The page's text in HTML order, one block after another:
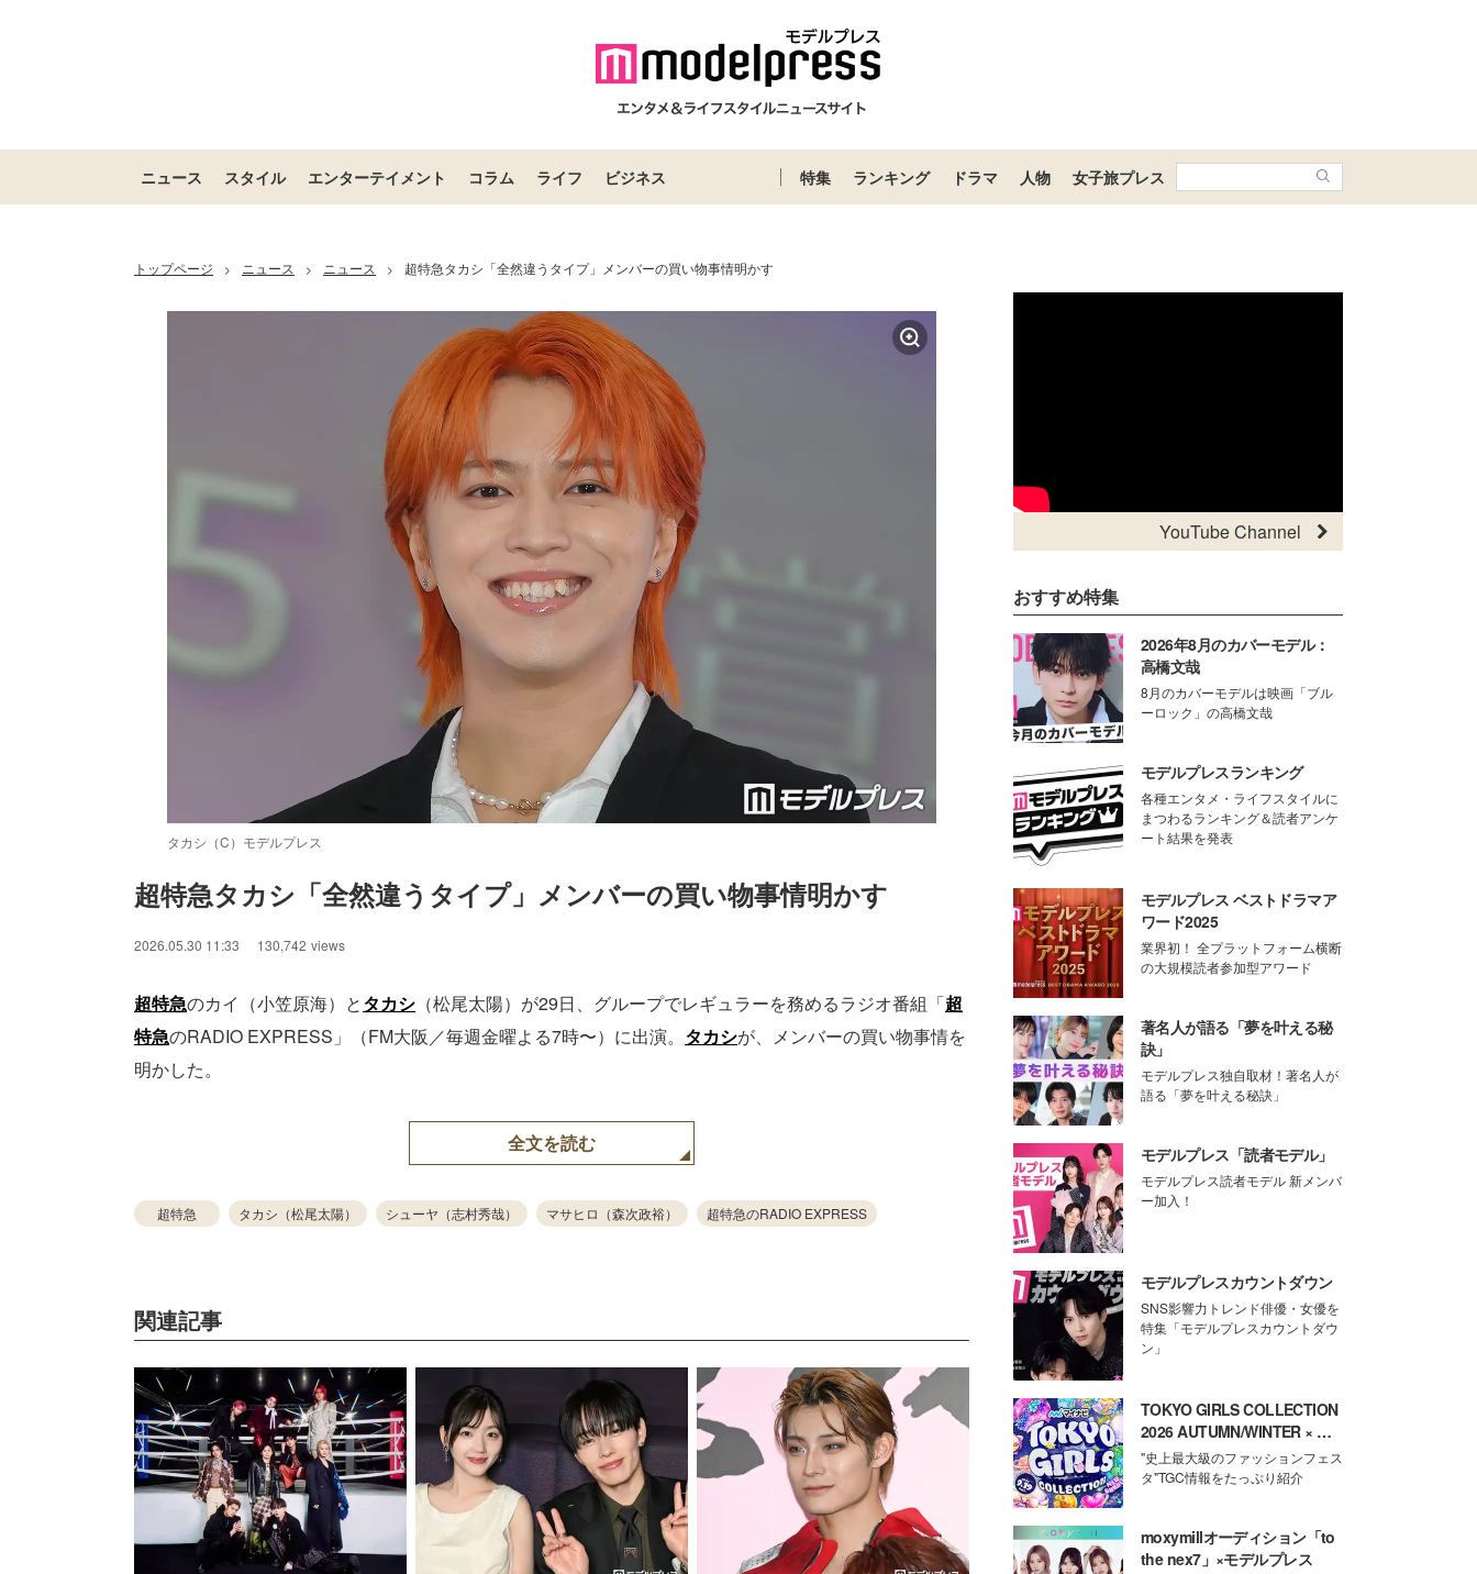
ニュース スタイル エンターテイメント コラム ライフ ビジネス 特集 ランキング ドラマ 人物 女子旅プレス
トップページ > ニュース > ニュース > 超特急タカシ「全然違うタイプ」メンバーの買い物事情明かす
タカシ（C）モデルプレス
超特急タカシ「全然違うタイプ」メンバーの買い物事情明かす
2026.05.30 11:33 130,742 views
超特急のカイ（小笠原海）とタカシ （松尾太陽）が29日、グループでレギュラーを務めるラジオ番組「超
特急のRADIO EXPRESS」（FM大阪／毎週金曜よる7時〜）に出演。 タカシが、メンバーの買い物事情を
明かした。
全文を読む
超特急 タカシ（松尾太陽） シューヤ（志村秀哉） マサヒロ（森次政裕） 超特急のRADIO EXPRESS
関連記事
YouTube Channel
おすすめ特集
2026年8月のカバーモデル：
高橋文哉
8月のカバーモデルは映画「ブル
ーロック」の高橋文哉
モデルプレスランキング
各種エンタメ・ライフスタイルに
まつわるランキング＆読者アンケ
ート結果を発表
モデルプレス ベストドラマア
ワード2025
業界初！ 全プラットフォーム横断
の大規模読者参加型アワード
著名人が語る「夢を叶える秘
訣」
モデルプレス独自取材！著名人が
語る「夢を叶える秘訣」
モデルプレス「読者モデル」
モデルプレス読者モデル 新メンバ
ー加入！
モデルプレスカウントダウン
SNS影響力トレンド俳優・女優を
特集「モデルプレスカウントダウ
ン」
TOKYO GIRLS COLLECTION
2026 AUTUMN/WINTER × モ
デルプレス
"史上最大級のファッションフェス
タ"TGC情報をたっぷり紹介
moxymillオーディション「to
the nex7」×モデルプレス